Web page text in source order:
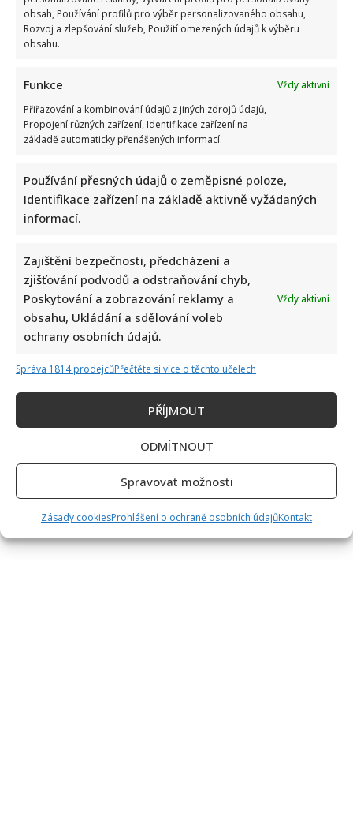
obsah, Používání profilů pro výběr personalizovaného obsahu,
Rozvoj a zlepšování služeb, Použití omezených údajů k výběru
obsahu.
Funkce
Vždy aktivní
Přiřazování a kombinování údajů z jiných zdrojů údajů,
Propojení různých zařízení, Identifikace zařízení na
základě automaticky přenášených informací.
Používání přesných údajů o zeměpisné poloze,
Identifikace zařízení na základě aktivně vyžádaných
informací.
Zajištění bezpečnosti, předcházení a
zjišťování podvodů a odstraňování chyb,
Poskytování a zobrazování reklamy a
obsahu, Ukládání a sdělování voleb
ochrany osobních údajů.
Vždy aktivní
Správa 1814 prodejcůPřečtěte si více o těchto účelech
PŘÍJMOUT
ODMÍTNOUT
Spravovat možnosti
Zásady cookiesProhlášení o ochraně osobních údajůKontakt